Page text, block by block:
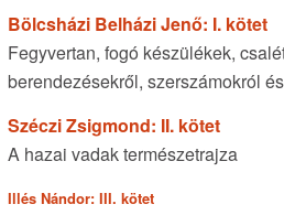
Bölcsházi Belházi Jenő: I. kötet
Fegyvertan, fogó készülékek,
berendezésekről, szerszámokról
Széczi Zsigmond: II. kötet
A hazai vadak természetrajza
Illés Nándor: III. kötet